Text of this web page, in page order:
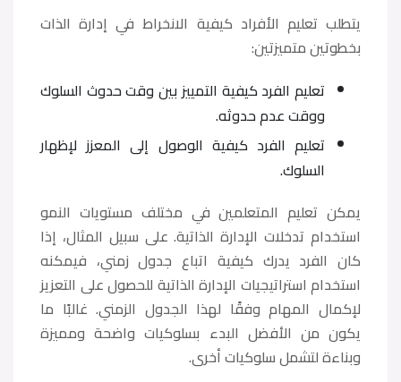
يتطلب تعليم الأفراد كيفية الانخراط في إدارة الذات
بخطوتين متميزتين:
تعليم الفرد كيفية التمييز بين وقت حدوث السلوك
ووقت عدم حدوثه.
تعليم الفرد كيفية الوصول إلى المعزز لإظهار
السلوك.
يمكن تعليم المتعلمين في مختلف مستويات النمو
استخدام تدخلات الإدارة الذاتية. على سبيل المثال، إذا
كان الفرد يدرك كيفية اتباع جدول زمني، فيمكنه
استخدام استراتيجيات الإدارة الذاتية للحصول على التعزيز
لإكمال المهام وفقًا لهذا الجدول الزمني. غالبًا ما
يكون من الأفضل البدء بسلوكيات واضحة ومميزة
وبناءة لتشمل سلوكيات أخرى.